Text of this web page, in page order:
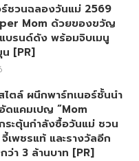
ร์ชวนฉลองวันแม่ 2569
Mom ด้วยของขวัญ
บรนด์ดัง พร้อมจิบเมนู
น [PR]
ไตล์ ผนึกพาร์ทเนอร์ชั้นนำ
ดแคมเปญ “Mom
ระตุ้นกำลังซื้อวันแม่ ชวน
พชรแท้ และรางวัลอีก
ว่า 3 ล้านบาท [PR]